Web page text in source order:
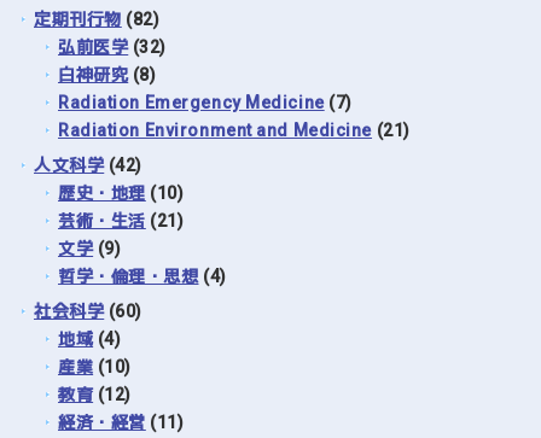
定期刊行物 (82)
弘前医学(32)
白神研究(8)
Radiation Emergency Medicine(7)
Radiation Environment and Medicine (21)
人文科学(42)
歴史・地理 (10)
芸術・生活 (21)
文学(9)
哲学・倫理・思想 (4)
社会科学(60)
地域(4)
産業 (10)
教育(12)
経済・経営 (11)